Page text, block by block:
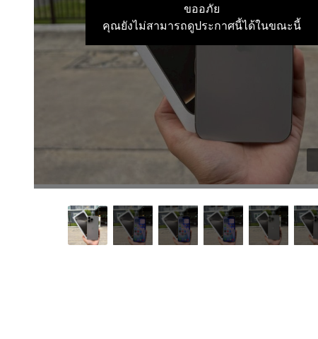
ขออภัย
คุณยังไม่สามารถดูประกาศนี้ได้ในขณะนี้